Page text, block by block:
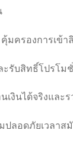
คุ้มครองการเข้
ะรับสิทธิ์โปรโม
งินได้จริงและร
ปลอดภัยเวลาส